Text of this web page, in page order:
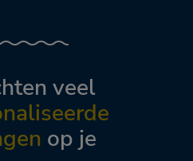
veel
op je